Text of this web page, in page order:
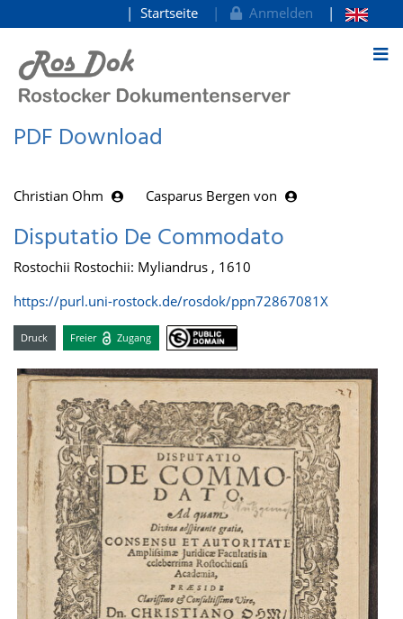
zum Inhalt
Startseite Anmelden
PDF Download
Christian Ohm Casparus Bergen von
Disputatio De Commodato
Rostochii Rostochii: Myliandrus , 1610
https://purl.uni-rostock.de/rosdok/ppn72867081X
Druck Freier Zugang